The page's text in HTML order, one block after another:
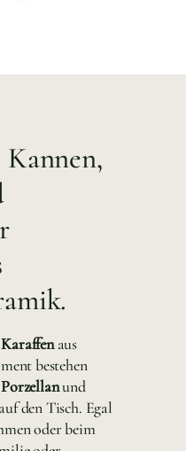
aus
bestehen
Porzellanund
den Tisch. Egal
oder beim